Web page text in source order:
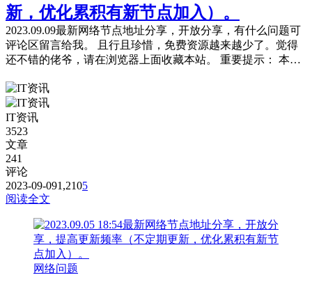
新，优化累积有新节点加入）。
2023.09.09最新网络节点地址分享，开放分享，有什么问题可
评论区留言给我。 且行且珍惜，免费资源越来越少了。觉得
还不错的佬爷，请在浏览器上面收藏本站。 重要提示： 本站
收费版的高速机场节点相提并论，不能奢望太多。 为防止失
联，请下载本站APP进行安装或是收藏本站及备用站点。 常
见问题，统一回复： 第一：注意你自己的网络环境（本地连
接当中的...
IT资讯
3523
文章
241
评论
2023-09-091,2105
阅读全文
网络问题